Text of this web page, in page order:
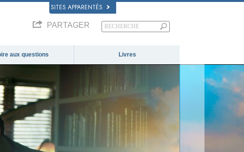
SITES APPARENTÉS
PARTAGER
aux questions Livres